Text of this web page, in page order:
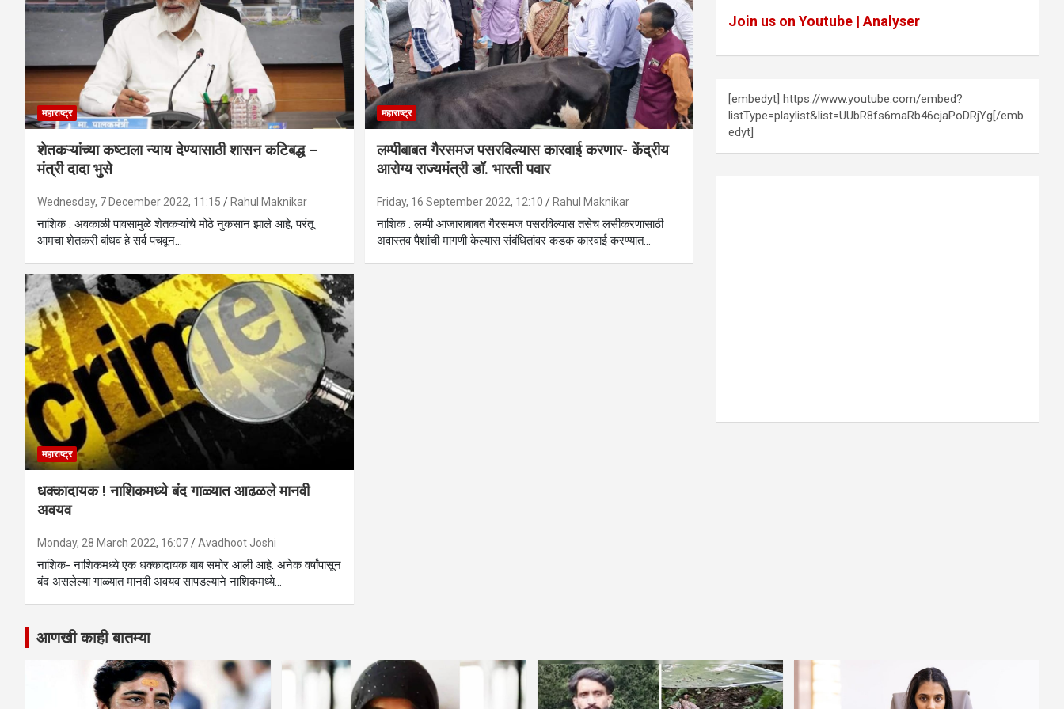
महाराष्ट्र
शेतकऱ्यांच्या कष्टाला न्याय देण्यासाठी शासन कटिबद्ध –
मंत्री दादा भुसे
Wednesday, 7 December 2022, 11:15 Rahul Maknikar
नाशिक : अवकाळी पावसामुळे शेतकऱ्यांचे मोठे नुकसान झाले आहे, परंतू
आमचा शेतकरी बांधव हे सर्व पचवून…
महाराष्ट्र
लम्पीबाबत गैरसमज पसरविल्यास कारवाई करणार- केंद्रीय
आरोग्य राज्यमंत्री डॉ. भारती पवार
Friday, 16 September 2022, 12:10 Rahul Maknikar
नाशिक : लम्पी आजाराबाबत गैरसमज पसरविल्यास तसेच लसीकरणासाठी
अवास्तव पैशांची मागणी केल्यास संबंधितांवर कडक कारवाई करण्यात…
महाराष्ट्र
धक्कादायक ! नाशिकमध्ये बंद गाळ्यात आढळले मानवी
अवयव
Monday, 28 March 2022, 16:07 Avadhoot Joshi
नाशिक- नाशिकमध्ये एक धक्कादायक बाब समोर आली आहे. अनेक वर्षांपासून
बंद असलेल्या गाळ्यात मानवी अवयव सापडल्याने नाशिकमध्ये…
Join us on Youtube | Analyser
[embedyt] https://www.youtube.com/embed?
listType=playlist&list=UUbR8fs6maRb46cjaPoDRjYg[/emb
edyt]
आणखी काही बातम्या